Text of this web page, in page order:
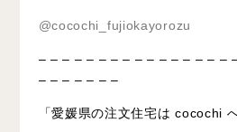
@cocochi_fujiokayorozu
– – – – – – – – – – – – – – – –
– – – – – – –
「愛媛県の注文住宅は cocochi へ